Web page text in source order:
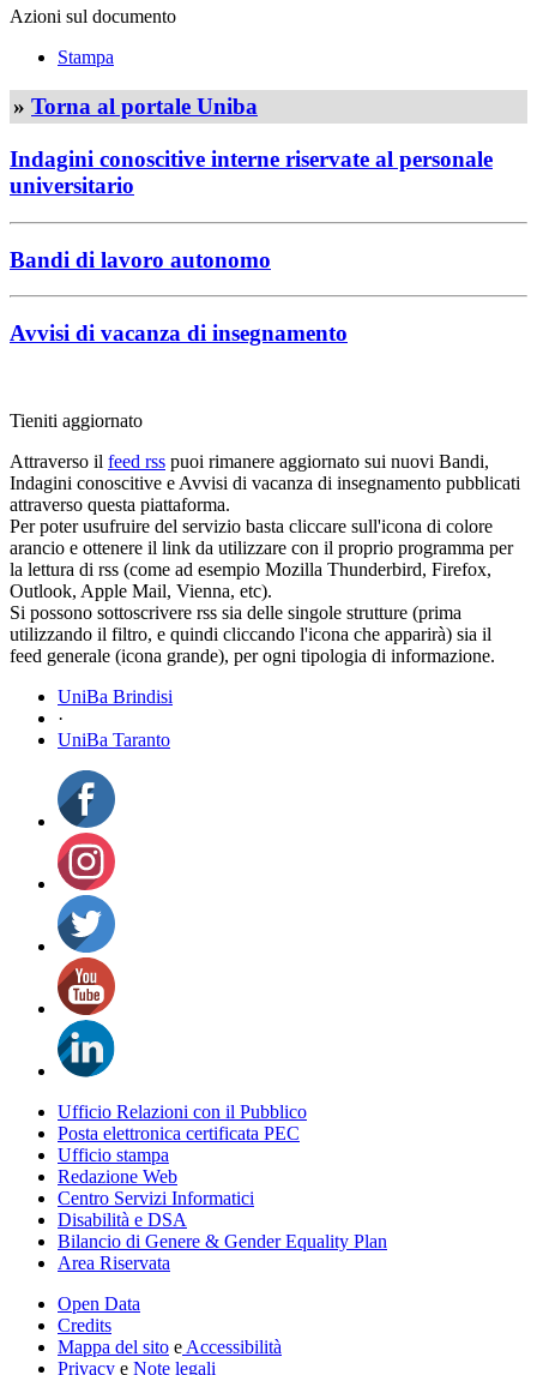
Azioni sul documento
Stampa
» Torna al portale Uniba
Indagini conoscitive interne riservate al personale
universitario
Bandi di lavoro autonomo
Avvisi di vacanza di insegnamento
Tieniti aggiornato
Attraverso il feed rss puoi rimanere aggiornato sui nuovi Bandi,
Indagini conoscitive e Avvisi di vacanza di insegnamento pubblicati
attraverso questa piattaforma.
Per poter usufruire del servizio basta cliccare sull'icona di colore
arancio e ottenere il link da utilizzare con il proprio programma per
la lettura di rss (come ad esempio Mozilla Thunderbird, Firefox,
Outlook, Apple Mail, Vienna, etc).
Si possono sottoscrivere rss sia delle singole strutture (prima
utilizzando il filtro, e quindi cliccando l'icona che apparirà) sia il
feed generale (icona grande), per ogni tipologia di informazione.
UniBa Brindisi
·
UniBa Taranto
Ufficio Relazioni con il Pubblico
Posta elettronica certificata PEC
Ufficio stampa
Redazione Web
Centro Servizi Informatici
Disabilità e DSA
Bilancio di Genere & Gender Equality Plan
Area Riservata
Open Data
Credits
Mappa del sito e Accessibilità
Privacy e Note legali